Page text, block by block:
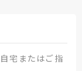
宅またはご指